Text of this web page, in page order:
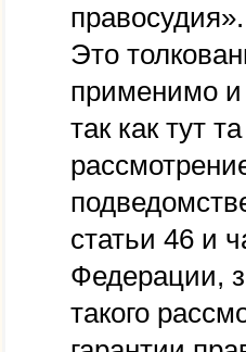
правосудия».
Это
применимо и
так как тут
статьи 46 и
Федерации,
такого